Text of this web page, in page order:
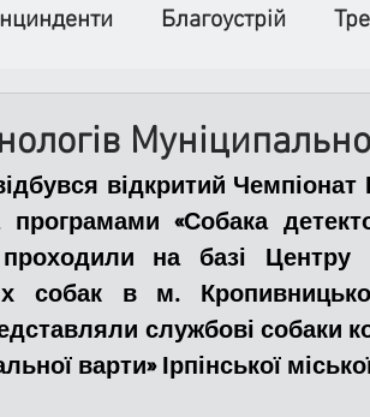
Благоустрій
Надзвичайні заходи
Новини ДТП
відкритий
програмами «Собака
на базі Центру
собак в м.
службові собаки
варти» Ірпінської